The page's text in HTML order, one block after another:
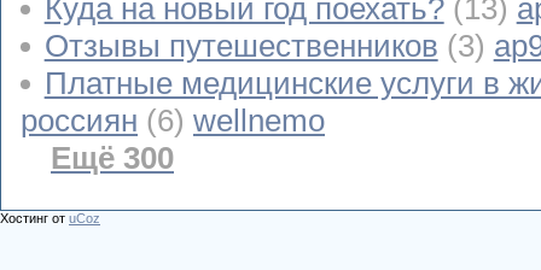
Куда на новый год поехать? (13)
Отзывы путешественников (3)
Платные медицинские услуги в
россиян (6) wellnemo
Ещё 300
Хостинг от uCoz